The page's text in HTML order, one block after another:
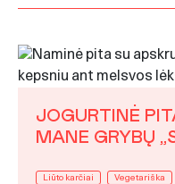
JOGURTINĖ
MANE GRYBŲ
Liūto karčiai Vegetariška